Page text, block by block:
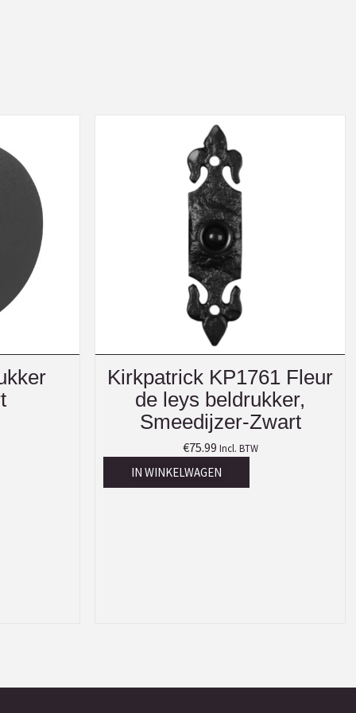
Kirkpatrick KP1761 Fleur
de leys beldrukker,
Smeedijzer-Zwart
€75.99 Incl. BTW
IN WINKELWAGEN